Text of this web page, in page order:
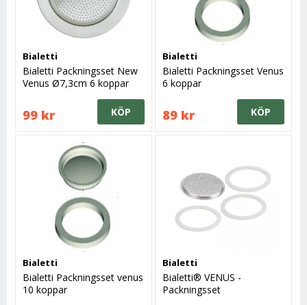
Bialetti
Bialetti Packningsset New
Venus Ø7,3cm 6 koppar
99 kr KÖP
Bialetti
Bialetti Packningsset Venus
6 koppar
89 kr KÖP
Bialetti
Bialetti Packningsset venus
10 koppar
Bialetti
Bialetti® VENUS -
Packningsset